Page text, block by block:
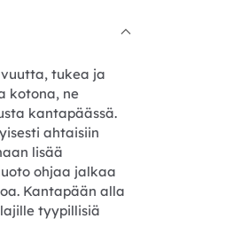
tukea ja
kotona, ne
kantapäässä.
ahtaisiin
lisää
ohjaa jalkaa
Kantapään alla
tyypillisiä